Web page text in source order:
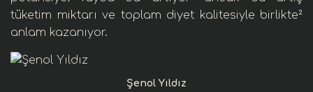
tüketim miktarı ve toplam diyet kalitesiyle birlikte²
anlam kazanıyor.
Şenol Yıldız